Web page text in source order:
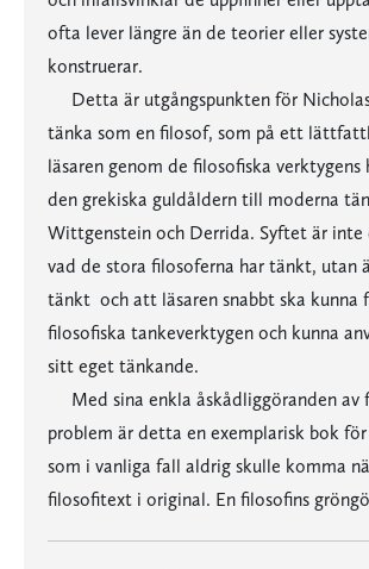
ofta lever längre än de teorier eller
konstruerar.
Detta är utgångspunkten för
tänka som en filosof, som på ett
läsaren genom de filosofiska verktygens
den grekiska guldåldern till moderna
Wittgenstein och Derrida. Syftet är inte
vad de stora filosoferna har tänkt, utan
tänkt  och att läsaren snabbt ska kunna
filosofiska tankeverktygen och kunna
sitt eget tänkande.
Med sina enkla åskådliggöranden av
problem är detta en exemplarisk bok
som i vanliga fall aldrig skulle komma
filosofitext i original. En filosofins